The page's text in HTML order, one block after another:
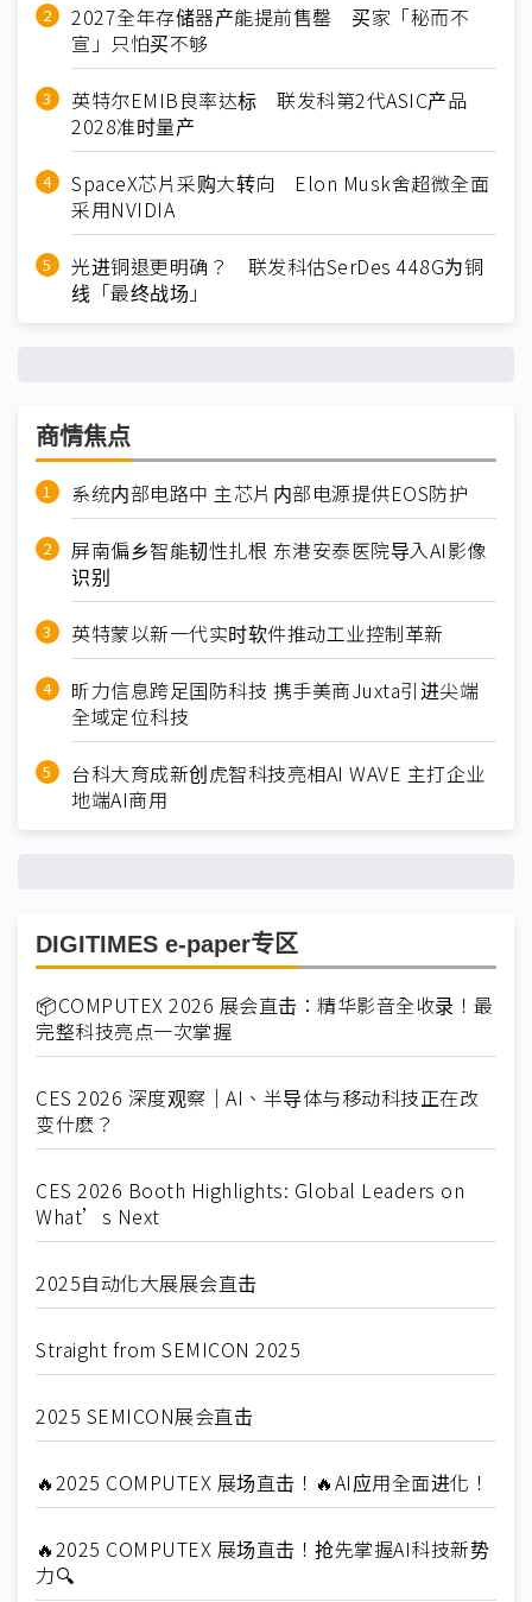
2027全年存储器产能提前售罄 买家「秘而不
宣」只怕买不够
英特尔EMIB良率达标 联发科第2代ASIC产品
2028准时量产
SpaceX芯片采购大转向 Elon Musk舍超微全面
采用NVIDIA
光进铜退更明确？ 联发科估SerDes 448G为铜
线「最终战场」
商情焦点
系统内部电路中 主芯片内部电源提供EOS防护
屏南偏乡智能韧性扎根 东港安泰医院导入AI影像
识别
英特蒙以新一代实时软件推动工业控制革新
昕力信息跨足国防科技 携手美商Juxta引进尖端
全域定位科技
台科大育成新创虎智科技亮相AI WAVE 主打企业
地端AI商用
DIGITIMES e-paper专区
📦COMPUTEX 2026 展会直击：精华影音全收录！最
完整科技亮点一次掌握
CES 2026 深度观察｜AI、半导体与移动科技正在改
变什麽？
CES 2026 Booth Highlights: Global Leaders on
What’s Next
2025自动化大展展会直击
Straight from SEMICON 2025
2025 SEMICON展会直击
🔥2025 COMPUTEX 展场直击！🔥AI应用全面进化！
🔥2025 COMPUTEX 展场直击！抢先掌握AI科技新势
力🔍